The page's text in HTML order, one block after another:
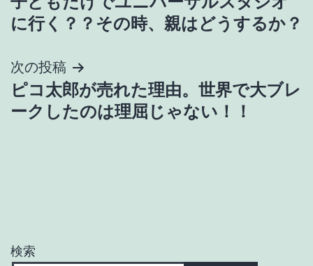
稿
ビ
ゲ
ン
に行く？？その時、親はどうするか？
次の投稿
ピコ太郎が売れた理由。世界で大ブレ
ークしたのは理屈じゃない！！
検索